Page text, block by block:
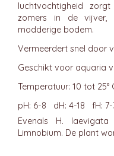
luchtvochtigheid
zomers in de
modderige bodem.
Vermeerdert snel door
Geschikt voor aquaria
Temperatuur: 10 tot 25°
pH: 6-8 dH: 4-18 fH:
Evenals H.
Limnobium. De plant